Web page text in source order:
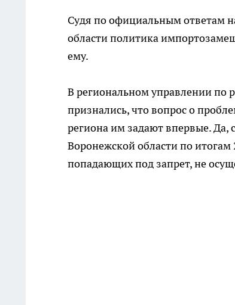
Судя по официальным ответам
области политика
ему.
В региональном управлении по
признались, что вопрос о
региона им задают впервые. Да,
Воронежской области по итогам
попадающих под запрет, не